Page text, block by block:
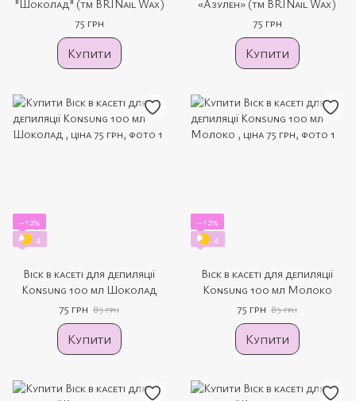
"Шоколад" (тм BRINail Wax)
75 грн
Купити
«Азулен» (тм BRINail Wax)
75 грн
Купити
−12%
4
Віск в касеті для депиляції
Konsung 100 мл Шоколад
75 грн 85 грн
Купити
−12%
4
Віск в касеті для депиляції
Konsung 100 мл Молоко
75 грн 85 грн
Купити